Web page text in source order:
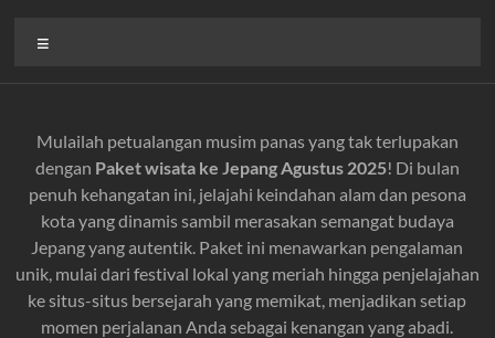
Mulailah petualangan musim panas yang tak terlupakan
dengan Paket wisata ke Jepang Agustus 2025! Di bulan
penuh kehangatan ini, jelajahi keindahan alam dan pesona
kota yang dinamis sambil merasakan semangat budaya
Jepang yang autentik. Paket ini menawarkan pengalaman
unik, mulai dari festival lokal yang meriah hingga penjelajahan
ke situs-situs bersejarah yang memikat, menjadikan setiap
momen perjalanan Anda sebagai kenangan yang abadi.